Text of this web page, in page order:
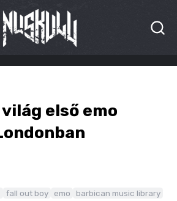
első emo
fall out boy emo
barbican music library